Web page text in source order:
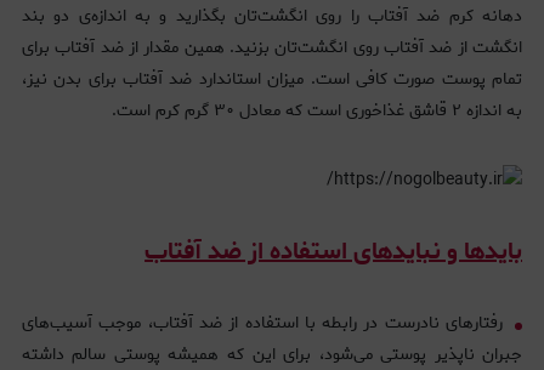
دهانه کرم ضد آفتاب را روی انگشت‌تان بگذارید و به اندازه‌ی دو بند
انگشت از ضد آفتاب روی انگشت‌تان بزنید. همین مقدار از ضد آفتاب برای
تمام پوست صورت کافی است. میزان استاندارد ضد آفتاب برای بدن نیز،
به اندازه ۲ قاشق غذاخوری است که معادل ۳۰ گرم کرم است.
بایدها و نبایدهای استفاده از ضد آفتاب
رفتارهای نادرست در رابطه با استفاده از ضد آفتاب، موجب آسیب‌های
جبران ناپذیر پوستی می‌شود، برای این که همیشه پوستی سالم داشته